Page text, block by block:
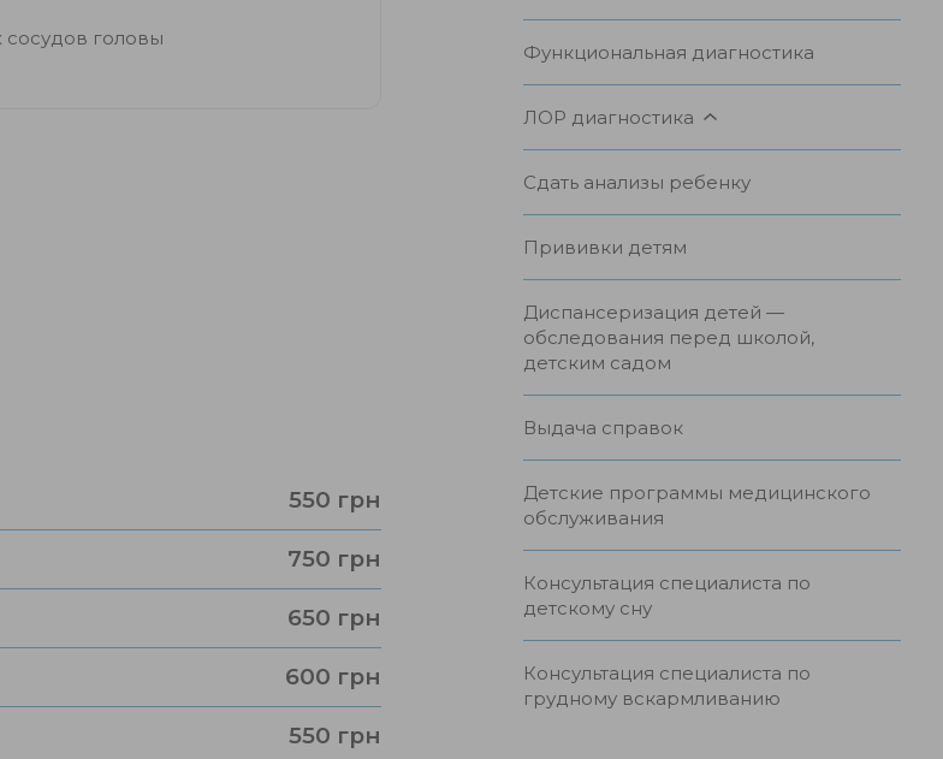
сосудов головы
550 грн
750 грн
650 грн
600 грн
550 грн
Функциональная диагностика
ЛОР диагностика
Сдать анализы ребенку
Прививки детям
Диспансеризация детей —
обследования перед школой,
детским садом
Выдача справок
Детские программы медицинского
обслуживания
Консультация специалиста по
детскому сну
Консультация специалиста по
грудному вскармливанию